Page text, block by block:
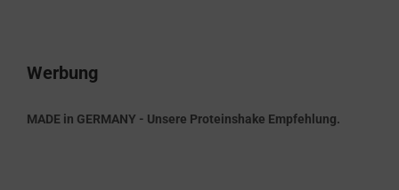
Werbung
MADE in GERMANY - Unsere Proteinshake Empfehlung.